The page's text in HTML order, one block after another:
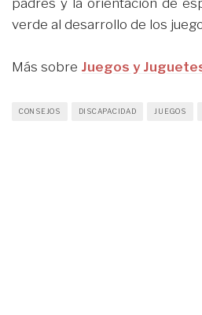
verde al desarrollo de los
Más sobre Juegos y
CONSEJOS DISCAPACIDAD JUEGOS